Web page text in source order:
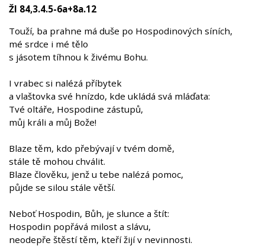
Žl 84,3.4.5-6a+8a.12
Touží, ba prahne má duše po Hospodinových síních,
mé srdce i mé tělo
s jásotem tíhnou k živému Bohu.
I vrabec si nalézá příbytek
a vlaštovka své hnízdo, kde ukládá svá mláďata:
Tvé oltáře, Hospodine zástupů,
můj králi a můj Bože!
Blaze těm, kdo přebývají v tvém domě,
stále tě mohou chválit.
Blaze člověku, jenž u tebe nalézá pomoc,
půjde se silou stále větší.
Neboť Hospodin, Bůh, je slunce a štít:
Hospodin popřává milost a slávu,
neodepře štěstí těm, kteří žijí v nevinnosti.